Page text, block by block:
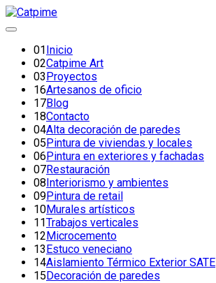
01Inicio
02Catpime Art
03Proyectos
16Artesanos de oficio
17Blog
18Contacto
04Alta decoración de paredes
05Pintura de viviendas y locales
06Pintura en exteriores y fachadas
07Restauración
08Interiorismo y ambientes
09Pintura de retail
10Murales artísticos
11Trabajos verticales
12Microcemento
13Estuco veneciano
14Aislamiento Térmico Exterior SATE
15Decoración de paredes